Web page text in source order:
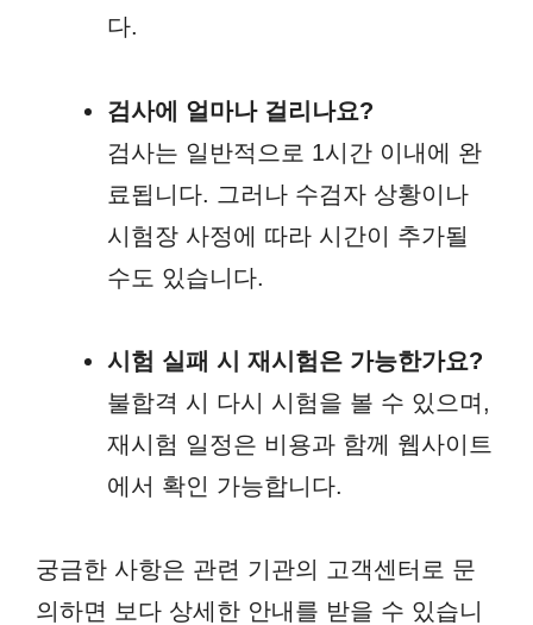
다.
검사에 얼마나 걸리나요?
검사는 일반적으로 1시간 이내에 완
료됩니다. 그러나 수검자 상황이나
시험장 사정에 따라 시간이 추가될
수도 있습니다.
시험 실패 시 재시험은 가능한가요?
불합격 시 다시 시험을 볼 수 있으며,
재시험 일정은 비용과 함께 웹사이트
에서 확인 가능합니다.
궁금한 사항은 관련 기관의 고객센터로 문
의하면 보다 상세한 안내를 받을 수 있습니